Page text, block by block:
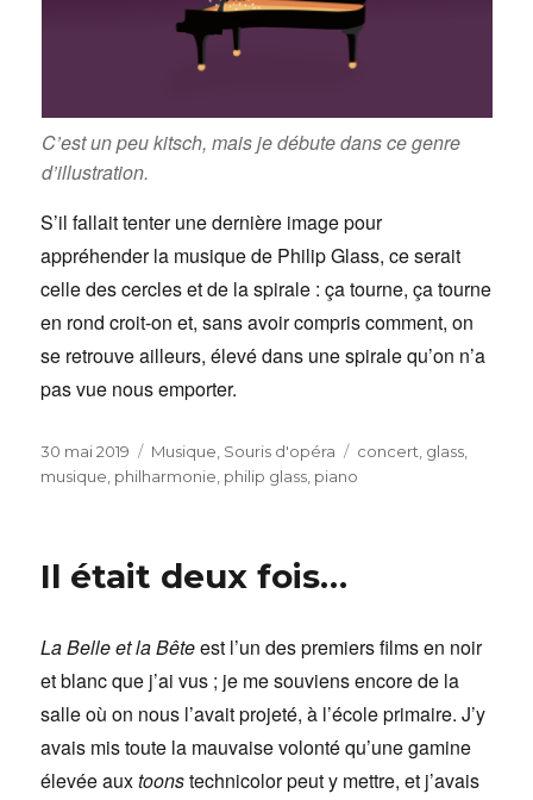
C’est un peu kitsch, mais je débute dans ce genre
d’illustration.
S’il fallait tenter une dernière image pour
appréhender la musique de Philip Glass, ce serait
celle des cercles et de la spirale : ça tourne, ça tourne
en rond croit-on et, sans avoir compris comment, on
se retrouve ailleurs, élevé dans une spirale qu’on n’a
pas vue nous emporter.
Publié
le
30 mai 2019 Catégories
Musique, Souris d'opéra Étiquettes
concert, glass,
musique, philharmonie, philip glass, piano
Il était deux fois…
La Belle et la Bêteest l’un des premiers films en noir
et blanc que j’ai vus ; je me souviens encore de la
salle où on nous l’avait projeté, à l’école primaire. J’y
avais mis toute la mauvaise volonté qu’une gamine
élevée auxtoonstechnicolor peut y mettre, et j’avais